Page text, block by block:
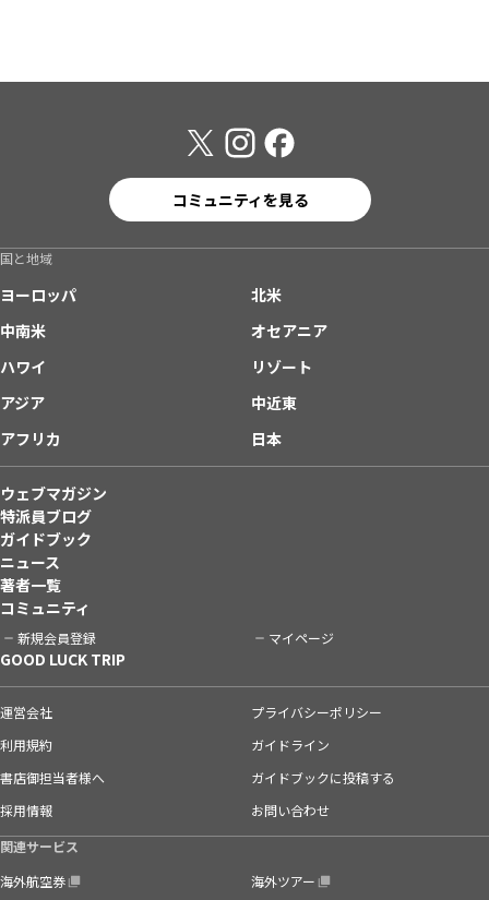
コミュニティを見る
国と地域
ヨーロッパ
北米
中南米
オセアニア
ハワイ
リゾート
アジア
中近東
アフリカ
日本
ウェブマガジン
特派員ブログ
ガイドブック
ニュース
著者一覧
コミュニティ
新規会員登録 マイページ
GOOD LUCK TRIP
運営会社
プライバシーポリシー
利用規約
ガイドライン
書店御担当者様へ
ガイドブックに投稿する
採用情報
お問い合わせ
関連サービス
海外航空券
海外ツアー